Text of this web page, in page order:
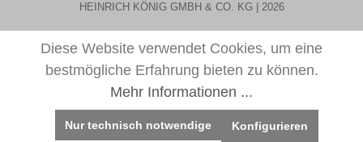
HEINRICH KÖNIG GMBH & CO. KG | 2026
Diese Website verwendet Cookies, um eine
bestmögliche Erfahrung bieten zu können.
Mehr Informationen ...
Nur technisch notwendige Konfigurieren